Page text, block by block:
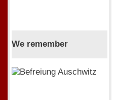
We remember